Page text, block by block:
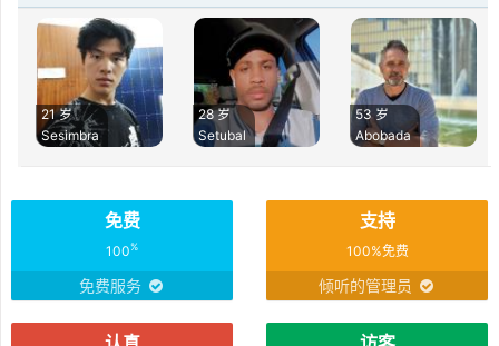
21 岁
Sesimbra
28 岁
Setubal
53 岁
Abobada
免费
100%
免费服务
支持
100%免费
倾听的管理员